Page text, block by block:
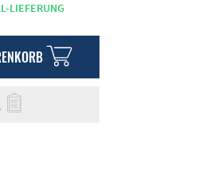
LIEFERUNG